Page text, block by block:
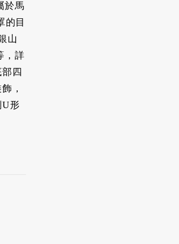
於馬
的目
山
，詳
四
，
U形